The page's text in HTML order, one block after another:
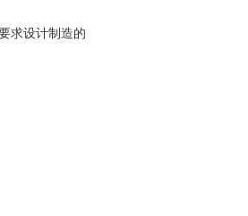
求设计制造的